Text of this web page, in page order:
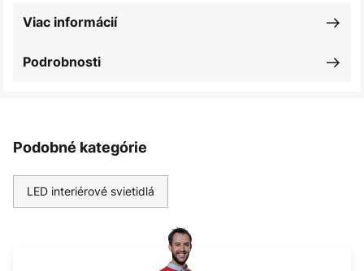
Podrobnosti
Viac informácií
Podobné kategórie
LED interiérové svietidlá